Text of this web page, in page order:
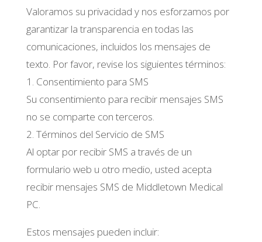
Valoramos su privacidad y nos esforzamos por
garantizar la transparencia en todas las
comunicaciones, incluidos los mensajes de
texto. Por favor, revise los siguientes términos:
1. Consentimiento para SMS
Su consentimiento para recibir mensajes SMS
no se comparte con terceros.
2. Términos del Servicio de SMS
Al optar por recibir SMS a través de un
formulario web u otro medio, usted acepta
recibir mensajes SMS de Middletown Medical
PC.
Estos mensajes pueden incluir: